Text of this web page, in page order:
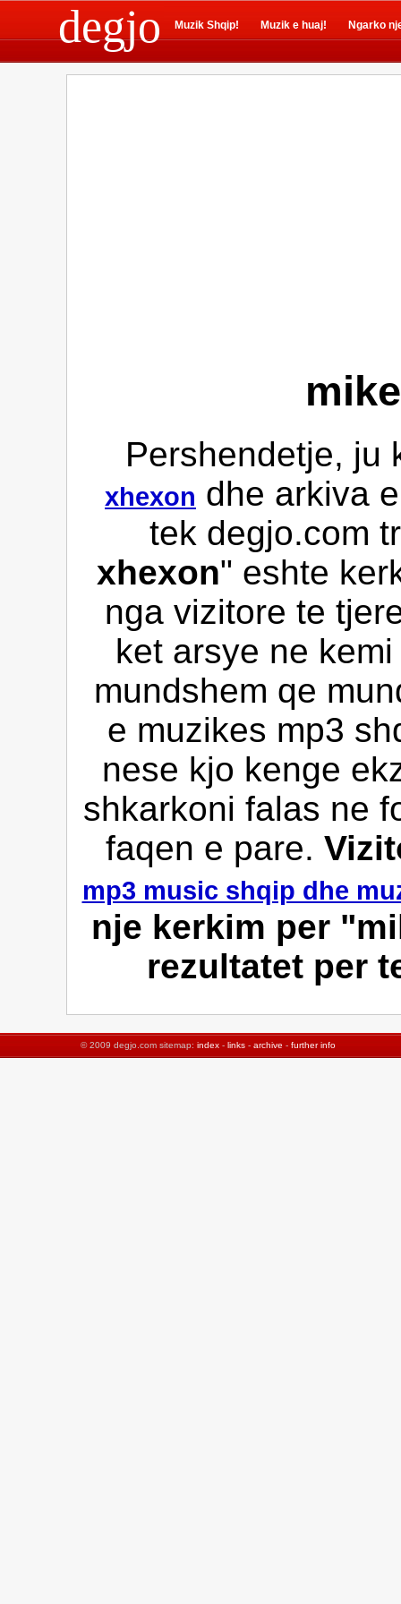
degjo Muzik Shqip! Muzik e huaj! Ngarko
Pershendetje, ju
xhexon dhe arkiva
tek degjo.com
xhexon" eshte
nga vizitore te
ket arsye ne
mundshem qe
e muzikes mp3
nese kjo kenge
shkarkoni falas ne
faqen e pare.
mp3 music shqip dhe
nje kerkim per
rezultatet per
© 2009 degjo.com sitemap: index - links - archive - further info